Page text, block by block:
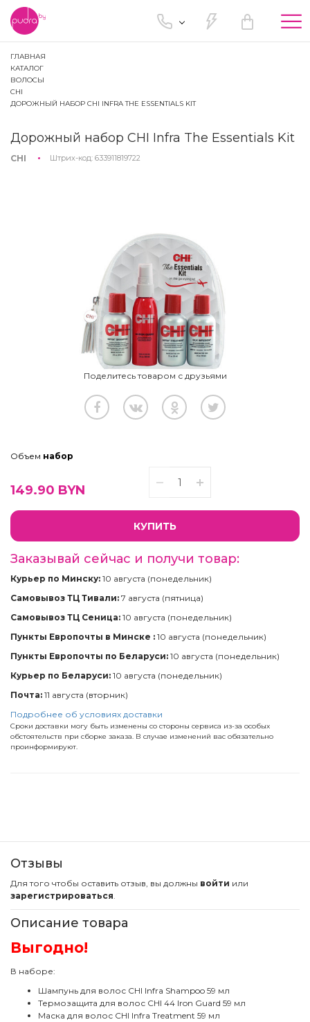
ГЛАВНАЯ
КАТАЛОГ
ВОЛОСЫ
CHI
ДОРОЖНЫЙ НАБОР CHI INFRA THE ESSENTIALS KIT
Дорожный набор CHI Infra The Essentials Kit
CHI Штрих-код: 633911819722
Поделитесь товаром с друзьями
Объем набор
149.90 BYN
КУПИТЬ
Заказывай сейчас и получи товар:
Курьер по Минску: 10 августа (понедельник)
Самовывоз ТЦ Тивали: 7 августа (пятница)
Самовывоз ТЦ Сеница: 10 августа (понедельник)
Пункты Европочты в Минске : 10 августа (понедельник)
Пункты Европочты по Беларуси: 10 августа (понедельник)
Курьер по Беларуси: 10 августа (понедельник)
Почта: 11 августа (вторник)
Подробнее об условиях доставки
Сроки доставки могу быть изменены со стороны сервиса из-за особых
обстоятельств при сборке заказа. В случае изменений вас обязательно
проинформируют.
Отзывы
Для того чтобы оставить отзыв, вы должны войти или
зарегистрироваться.
Описание товара
Выгодно!
В наборе:
Шампунь для волос CHI Infra Shampoo 59 мл
Термозащита для волос CHI 44 Iron Guard 59 мл
Маска для волос CHI Infra Treatment 59 мл